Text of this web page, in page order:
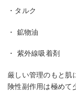
・タルク
・ 鉱物油
・ 紫外線吸着剤
厳しい管理のもと肌
険性副作用は極めて